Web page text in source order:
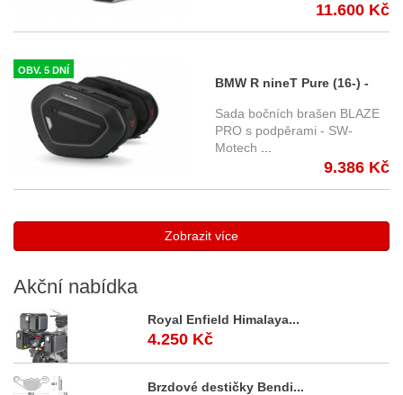
11.600 Kč
OBV. 5 DNÍ
BMW R nineT Pure (16-) -
boční brašny BLAZE PRO s
podpěrami, SW-Motech
objem 2 x 15 až 20 l.
Sada bočních brašen BLAZE
PRO s podpěrami - SW-
Motech
9.386 Kč
Zobrazit více
Akční nabídka
Royal Enfield Himalaya...
4.250 Kč
Brzdové destičky Bendi...